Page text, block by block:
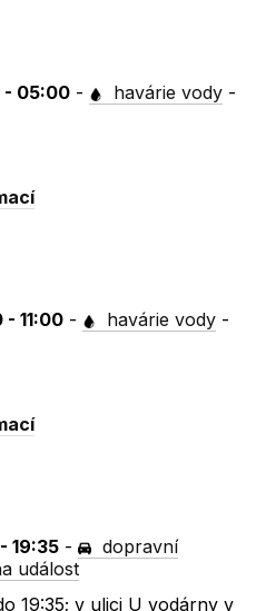
- 05:00 - havárie vody -
11:00 - havárie vody -
19:35 -
dopravní
událost
19:35; v ulici U vodárny v